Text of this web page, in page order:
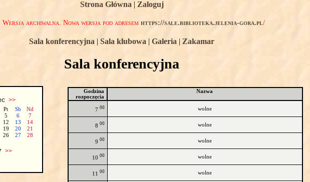
Strona Główna | Zaloguj
Wersja archiwalna. Nowa wersja pod adresem https://sale.biblioteka.jelenia-gora.pl/
Sala konferencyjna | Sala klubowa | Galeria | Zakamar
Sala konferencyjna
>>
Pt Sb
Nd
5 6
7
12 13
14
19 20
21
26 27
28
>>
Godzina
rozpoczęcia
Nazwa
7 00 wolne
8 00 wolne
9 00 wolne
10 00 wolne
11 00 wolne